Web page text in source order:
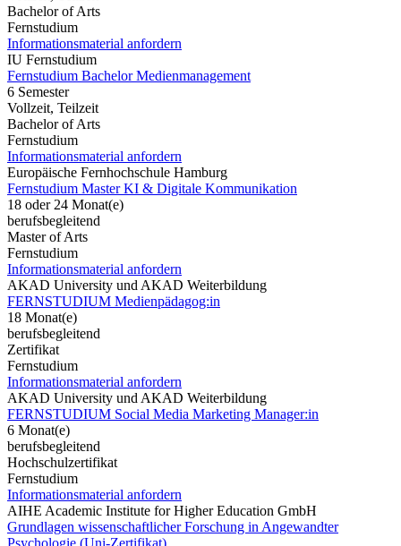
Bachelor of Arts
Fernstudium
Informationsmaterial anfordern
IU Fernstudium
Fernstudium Bachelor Medienmanagement
6 Semester
Vollzeit, Teilzeit
Bachelor of Arts
Fernstudium
Informationsmaterial anfordern
Europäische Fernhochschule Hamburg
Fernstudium Master KI & Digitale Kommunikation
18 oder 24 Monat(e)
berufsbegleitend
Master of Arts
Fernstudium
Informationsmaterial anfordern
AKAD University und AKAD Weiterbildung
FERNSTUDIUM Medienpädagog:in
18 Monat(e)
berufsbegleitend
Zertifikat
Fernstudium
Informationsmaterial anfordern
AKAD University und AKAD Weiterbildung
FERNSTUDIUM Social Media Marketing Manager:in
6 Monat(e)
berufsbegleitend
Hochschulzertifikat
Fernstudium
Informationsmaterial anfordern
AIHE Academic Institute for Higher Education GmbH
Grundlagen wissenschaftlicher Forschung in Angewandter
Psychologie (Uni-Zertifikat)